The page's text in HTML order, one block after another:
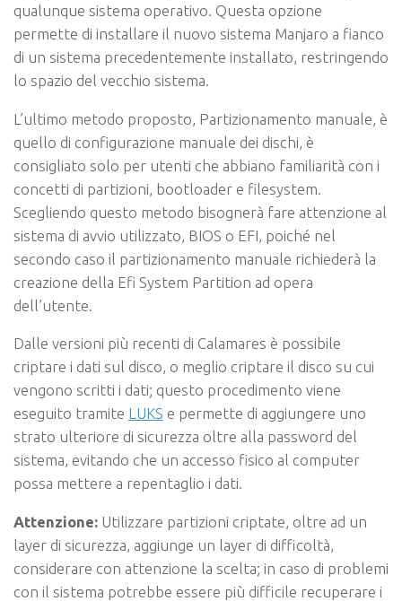
qualunque sistema operativo. Questa opzione
permette di installare il nuovo sistema Manjaro a fianco
di un sistema precedentemente installato, restringendo
lo spazio del vecchio sistema.
L’ultimo metodo proposto, Partizionamento manuale , è
quello di configurazione manuale dei dischi, è
consigliato solo per utenti che abbiano familiarità con i
concetti di partizioni, bootloader e filesystem
Scegliendo questo metodo bisognerà fare attenzione al
sistema di avvio utilizzato, BIOS o EFI, poiché nel
secondo caso il partizionamento manuale richiederà la
creazione della Efi System Partition ad opera
dell’utente.
Dalle versioni più recenti di Calamares è possibile
criptare i dati sul disco, o meglio criptare il disco su cui
vengono scritti i dati; questo procedimento viene
eseguito tramite LUKS e permette di aggiungere uno
strato ulteriore di sicurezza oltre alla password del
sistema, evitando che un accesso fisico al computer
possa mettere a repentaglio i dati.
Attenzione: Utilizzare partizioni criptate, oltre ad un
layer di sicurezza, aggiunge un layer di difficoltà,
considerare con attenzione la scelta; in caso di problemi
con il sistema potrebbe essere più difficile recuperare i